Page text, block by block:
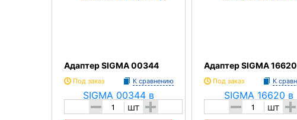
Адаптер SIGMA 00344
Под заказ К сравнению
- шт +
Адаптер SIGMA 16620
Под заказ К
- шт +